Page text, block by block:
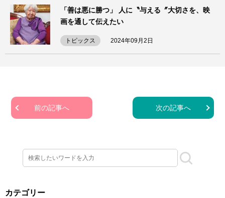
「善は悪に勝つ」 人に〝与える〞大切さを、映
画を通して伝えたい
トピックス 2024年09月2日
前の記事へ 次の記事へ
カテゴリー